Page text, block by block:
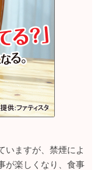
いますが、禁煙によ
が楽しくなり、食事